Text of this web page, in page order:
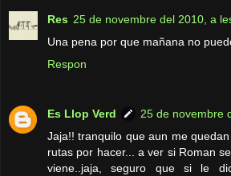
Res 25 de novembre del 2010, a
Una pena por que mañana no
Respon
Es Llop Verd
25 de novembre
Jaja!! tranquilo que aun me
rutas por hacer... a ver si Roman
viene..jaja, seguro que si le